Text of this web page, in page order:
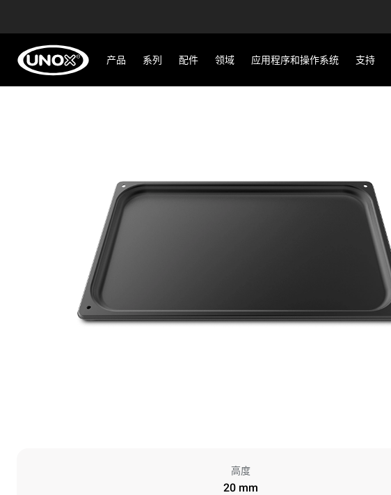
产品 系列 配件 领域 应用程序和操作系统 支持
高度
20 mm